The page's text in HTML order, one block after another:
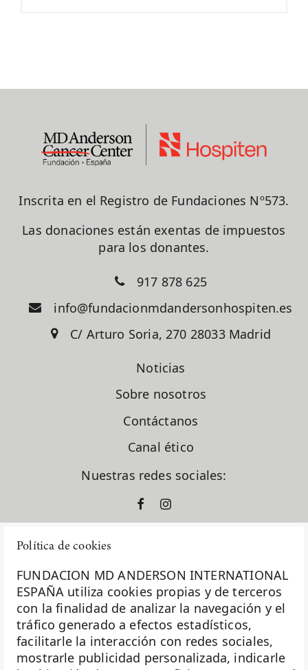
Política de cookies
FUNDACION MD ANDERSON INTERNATIONAL
ESPAÑA utiliza cookies propias y de terceros
con la finalidad de analizar la navegación y el
tráfico generado a efectos estadísticos,
facilitarle la interacción con redes sociales,
mostrarle publicidad personalizada, indicarle
Inscrita en el Registro de Fundaciones Nº573.
Las donaciones están exentas de impuestos
para los donantes.
917 878 625
info@fundacionmdandersonhospiten.es
C/ Arturo Soria, 270 28033 Madrid
Noticias
Sobre nosotros
Contáctanos
Canal ético
Nuestras redes sociales:
La Fundación MD Anderson España - Hospiten es
miembro de laAsociación Española de Fundaciones
Investigación